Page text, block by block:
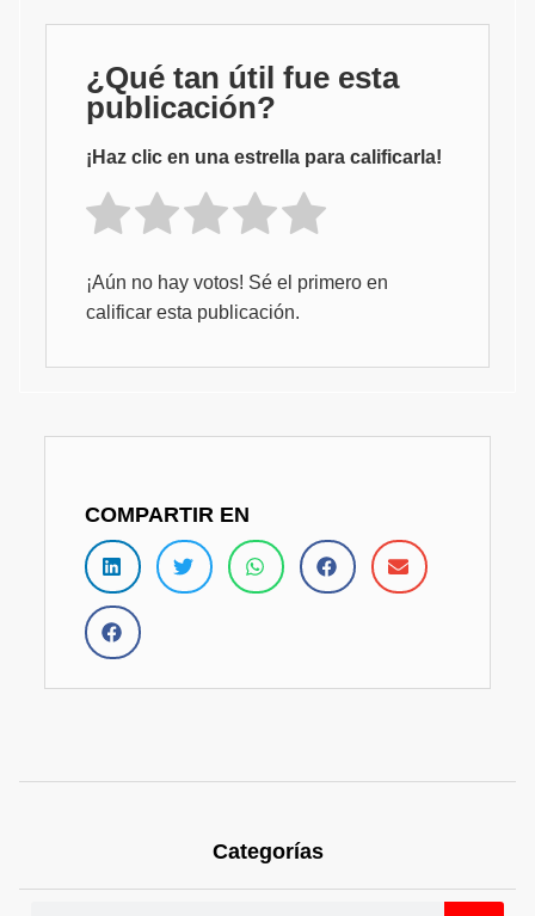
¿Qué tan útil fue esta
publicación?
¡Haz clic en una estrella para calificarla!
¡Aún no hay votos! Sé el primero en
calificar esta publicación.
COMPARTIR EN
Categorías